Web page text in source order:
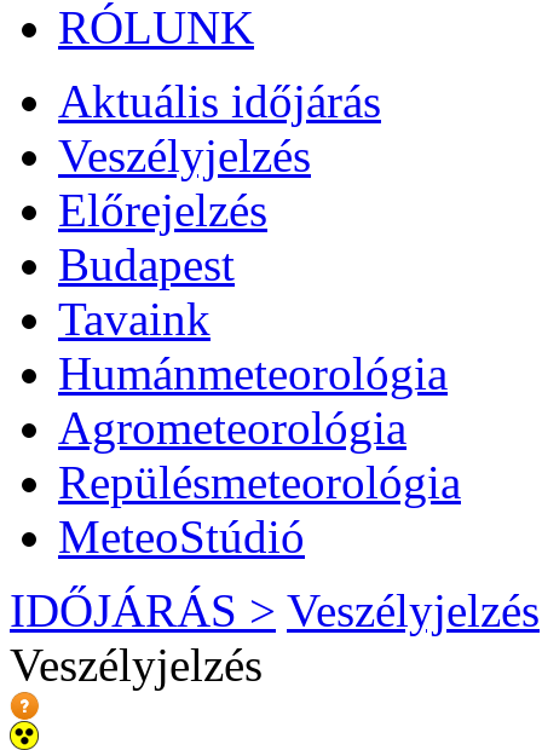
RÓLUNK
Aktuális időjárás
Veszélyjelzés
Előrejelzés
Budapest
Tavaink
Humánmeteorológia
Agrometeorológia
Repülésmeteorológia
MeteoStúdió
IDŐJÁRÁS > Veszélyjelzés
Veszélyjelzés